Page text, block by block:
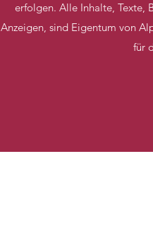
erfolgen. Alle Inhalte, Texte,
Anzeigen, sind Eigentum von
für